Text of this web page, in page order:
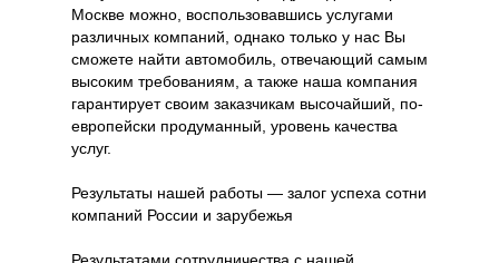
Москве можно, воспользовавшись услугами
различных компаний, однако только у нас Вы
сможете найти автомобиль, отвечающий самым
высоким требованиям, а также наша компания
гарантирует своим заказчикам высочайший, по-
европейски продуманный, уровень качества
услуг.
Результаты нашей работы — залог успеха сотни
компаний России и зарубежья